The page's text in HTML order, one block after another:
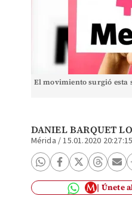
El movimiento surgió esta
DANIEL BARQUET
Mérida /15.01.2020 20:27:15
Únete